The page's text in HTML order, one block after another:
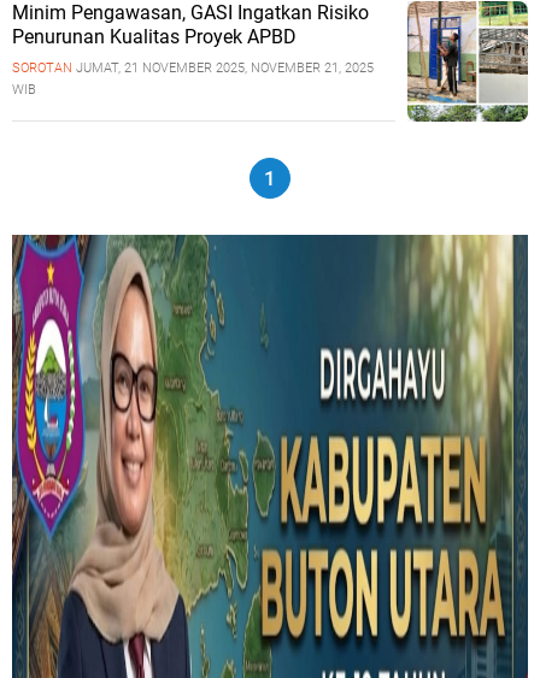
Minim Pengawasan, GASI Ingatkan Risiko
Penurunan Kualitas Proyek APBD
SOROTAN JUMAT, 21 NOVEMBER 2025, NOVEMBER 21, 2025
WIB
1